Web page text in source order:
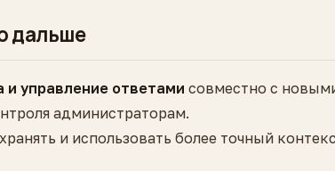
дальше
управление ответами совместно с
администраторам.
и использовать более точный